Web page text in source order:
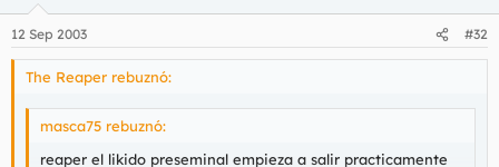
12 Sep 2003 #32
The Reaper rebuznó:
masca75 rebuznó:
reaper el likido preseminal empieza a salir practicamente